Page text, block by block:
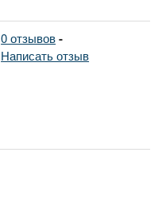
0 отзывов-
Написать отзыв